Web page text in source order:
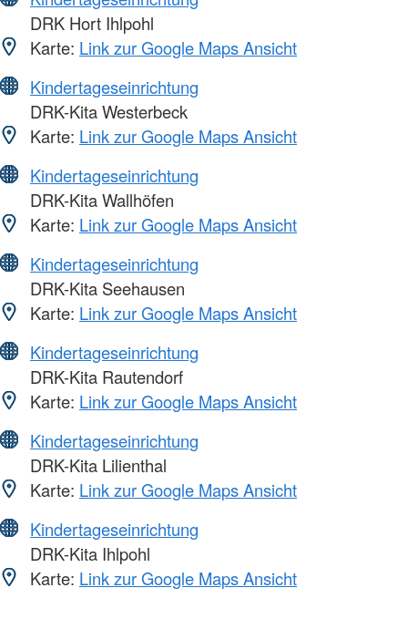
DRK Hort Ihlpohl
Karte: Link zur Google Maps Ansicht
Kindertageseinrichtung
DRK-Kita Westerbeck
Karte: Link zur Google Maps Ansicht
Kindertageseinrichtung
DRK-Kita Wallhöfen
Karte: Link zur Google Maps Ansicht
Kindertageseinrichtung
DRK-Kita Seehausen
Karte: Link zur Google Maps Ansicht
Kindertageseinrichtung
DRK-Kita Rautendorf
Karte: Link zur Google Maps Ansicht
Kindertageseinrichtung
DRK-Kita Lilienthal
Karte: Link zur Google Maps Ansicht
Kindertageseinrichtung
DRK-Kita Ihlpohl
Karte: Link zur Google Maps Ansicht